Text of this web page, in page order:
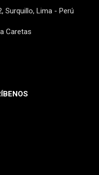
Surquillo, Lima - Perú
Caretas